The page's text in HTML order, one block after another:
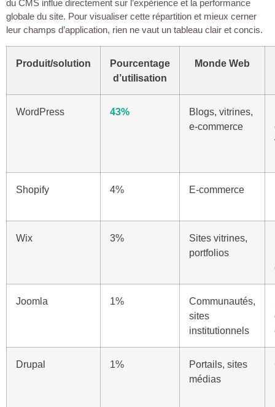
du CMS influe directement sur l’expérience et la performance
globale du site. Pour visualiser cette répartition et mieux cerner
leur champs d’application, rien ne vaut un tableau clair et concis.
Produit/solution
Pourcentage
d’utilisation
Monde Web
WordPress 43%
Blogs, vitrines,
e-commerce
Shopify 4% E-commerce
Wix 3%
Sites vitrines,
portfolios
Joomla 1%
Communautés,
sites
institutionnels
Drupal 1%
Portails, sites
médias